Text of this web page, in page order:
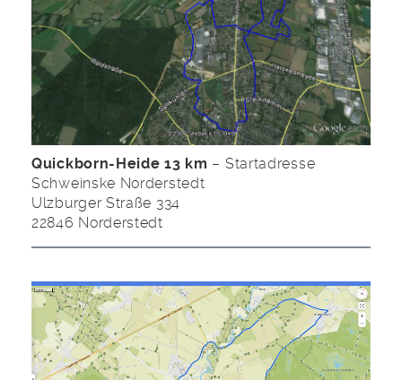
Quickborn-Heide 13 km – Startadresse
Schweinske Norderstedt
Ulzburger Straße 334
22846 Norderstedt